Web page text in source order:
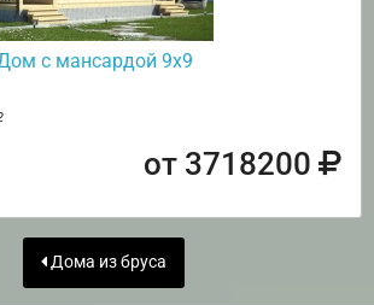
с мансардой 9х9
от 3718200
Дома из бруса